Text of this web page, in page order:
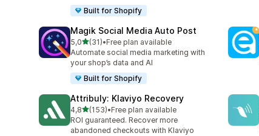
Built for Shopify
Magik Social Media Auto Post
5,05 yıldız üzerinden
(31)
toplam 31 değerlendirme
•Free plan available
Automate social media marketing with
your shop’s data and AI
Built for Shopify
Attribuly: Klaviyo Recovery
4,85 yıldız üzerinden
(153)
toplam 153 değerlendirme
•Free plan available
ROI guaranteed. Recover more
abandoned checkouts with Klaviyo